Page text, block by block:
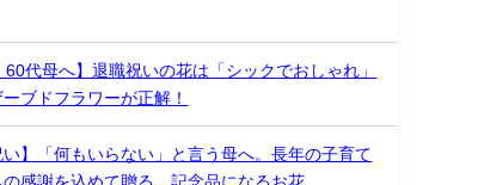
60代母へ】退職祝いの花は「シックでおしゃれ」
ブドフラワーが正解！
い】「何もいらない」と言う母へ。長年の子育て
の感謝を込めて贈る、記念品になるお花